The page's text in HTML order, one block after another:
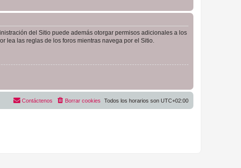
del Sitio puede además otorgar permisos adicionales a los
lea las reglas de los foros mientras navega por el Sitio.
Todos los horarios son UTC+02:00
Borrar cookies
Contáctenos